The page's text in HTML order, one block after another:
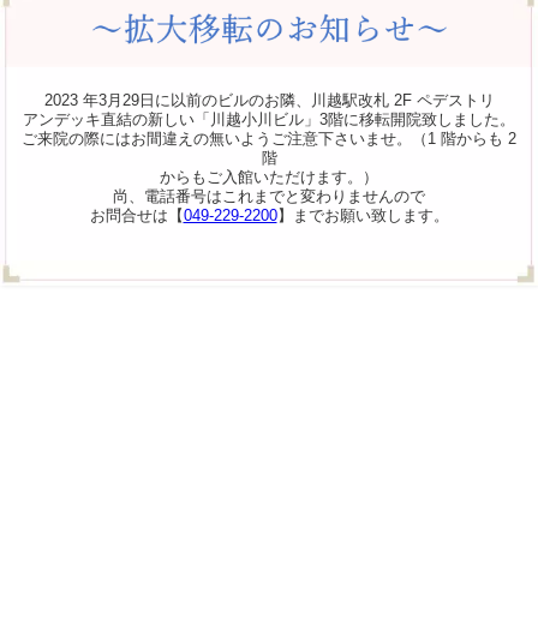
2023 年3月29日に以前のビルのお隣、川越駅改札 2F ペデストリ
アンデッキ直結の新しい「川越小川ビル」3階に移転開院致しました。
ご来院の際にはお間違えの無いようご注意下さいませ。（1 階からも 2
階
からもご入館いただけます。）
尚、電話番号はこれまでと変わりませんので
お問合せは【049-229-2200】までお願い致します。